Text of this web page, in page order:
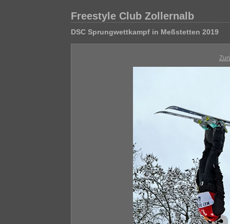
Freestyle Club Zollernalb
DSC Sprungwettkampf in Meßstetten 2019